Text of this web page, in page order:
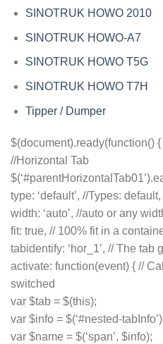
SINOTRUK HOWO 2010
SINOTRUK HOWO-A7
SINOTRUK HOWO T5G
SINOTRUK HOWO T7H
Tipper / Dumper
$(document).ready(function() {
//Horizontal Tab
type: ‘default’, //Types:
width: ‘auto’, //auto or any
fit: true, // 100% fit in a
tabidentify: ‘hor_1’, // The tab
activate: function(event) { //
switched
var $tab = $(this);
var $info = $(‘#nested-
var $name = $(‘span’, $info);